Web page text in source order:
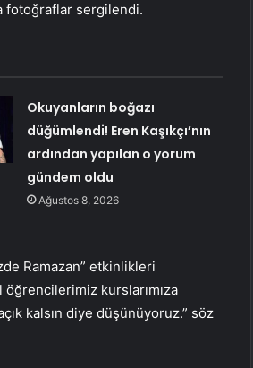
fotoğraflar sergilendi.
Okuyanların boğazı
düğümlendi! Eren Kaşıkçı’nın
ardından yapılan o yorum
gündem oldu
Ağustos 8, 2026
Ramazan” etkinlikleri
kurslarımıza
kalsın diye düşünüyoruz.” söz